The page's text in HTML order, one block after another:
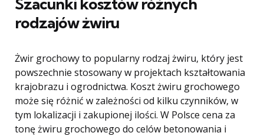
rodzajów żwiru
Żwir grochowy to popularny rodzaj żwiru, który jest
powszechnie stosowany w projektach kształtowania
krajobrazu i ogrodnictwa. Koszt żwiru grochowego
może się różnić w zależności od kilku czynników, w
tym lokalizacji i zakupionej ilości. W Polsce cena za
tonę żwiru grochowego do celów betonowania i